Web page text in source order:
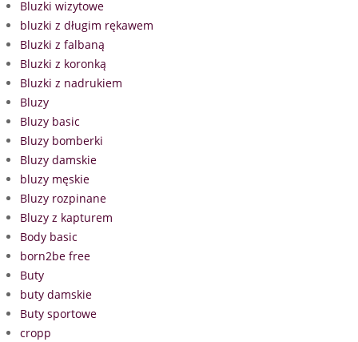
Bluzki wizytowe
bluzki z długim rękawem
Bluzki z falbaną
Bluzki z koronką
Bluzki z nadrukiem
Bluzy
Bluzy basic
Bluzy bomberki
Bluzy damskie
bluzy męskie
Bluzy rozpinane
Bluzy z kapturem
Body basic
born2be free
Buty
buty damskie
Buty sportowe
cropp